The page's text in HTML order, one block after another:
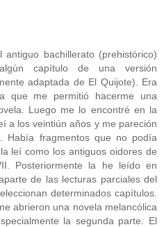
bachillerato (prehistórico)
capítulo de una versión
adaptada de El Quijote). Era
que me permitió hacerme una
Luego me lo encontré en la
a los veintiún años y me pareción
Había fragmentos que no podía
leí como los antiguos oidores de
Posteriormente la he leído en
de las lecturas parciales del
determinados capítulos.
abrieron una novela melancólica
la segunda parte. El